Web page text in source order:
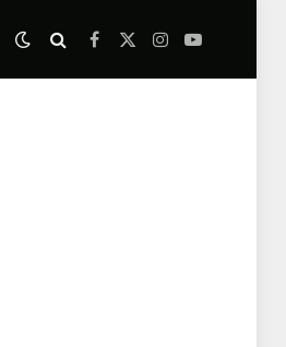
Facebook
X
Instagram
YouTube